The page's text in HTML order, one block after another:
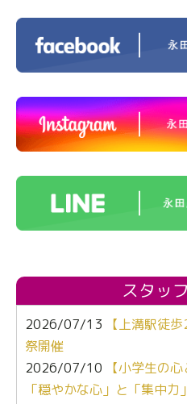
スタッ
2026/07/13
【上溝駅徒
祭開催
2026/07/10
【小学生の
「穏やかな心」と「集中